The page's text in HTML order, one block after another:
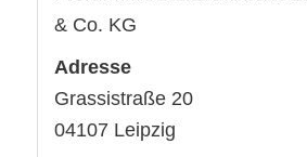
& Co. KG
Adresse
Grassistraße 20
04107 Leipzig